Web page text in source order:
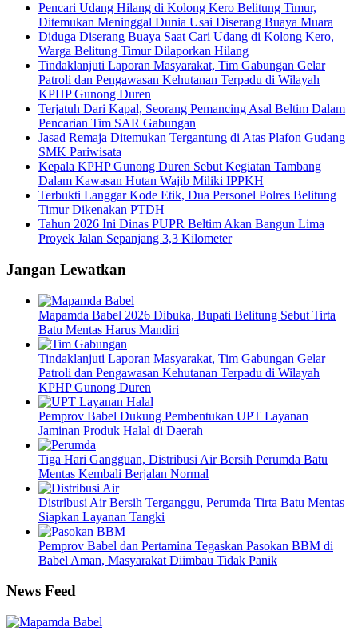
Pencari Udang Hilang di Kolong Kero Belitung Timur,
Ditemukan Meninggal Dunia Usai Diserang Buaya Muara
Diduga Diserang Buaya Saat Cari Udang di Kolong Kero,
Warga Belitung Timur Dilaporkan Hilang
Tindaklanjuti Laporan Masyarakat, Tim Gabungan Gelar
Patroli dan Pengawasan Kehutanan Terpadu di Wilayah
KPHP Gunong Duren
Terjatuh Dari Kapal, Seorang Pemancing Asal Beltim Dalam
Pencarian Tim SAR Gabungan
Jasad Remaja Ditemukan Tergantung di Atas Plafon Gudang
SMK Pariwisata
Kepala KPHP Gunong Duren Sebut Kegiatan Tambang
Dalam Kawasan Hutan Wajib Miliki IPPKH
Terbukti Langgar Kode Etik, Dua Personel Polres Belitung
Timur Dikenakan PTDH
Tahun 2026 Ini Dinas PUPR Beltim Akan Bangun Lima
Proyek Jalan Sepanjang 3,3 Kilometer
Jangan Lewatkan
Mapamda Babel 2026 Dibuka, Bupati Belitung Sebut Tirta
Batu Mentas Harus Mandiri
Tindaklanjuti Laporan Masyarakat, Tim Gabungan Gelar
Patroli dan Pengawasan Kehutanan Terpadu di Wilayah
KPHP Gunong Duren
Pemprov Babel Dukung Pembentukan UPT Layanan
Jaminan Produk Halal di Daerah
Tiga Hari Gangguan, Distribusi Air Bersih Perumda Batu
Mentas Kembali Berjalan Normal
Distribusi Air Bersih Terganggu, Perumda Tirta Batu Mentas
Siapkan Layanan Tangki
Pemprov Babel dan Pertamina Tegaskan Pasokan BBM di
Babel Aman, Masyarakat Diimbau Tidak Panik
News Feed